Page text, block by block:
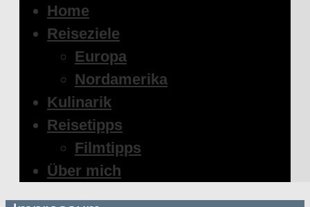
Home
Reiseziele
Europa
Nordamerika
Kulinarik
Reisetipps
Filmtipps
Über mich